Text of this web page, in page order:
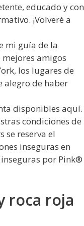
educado y con
¡Volveré a
mi guía de la
amigos
los lugares de
alegro de haber
disponibles aquí.
condiciones de
se reserva el
inseguras en
por Pink®
roca roja